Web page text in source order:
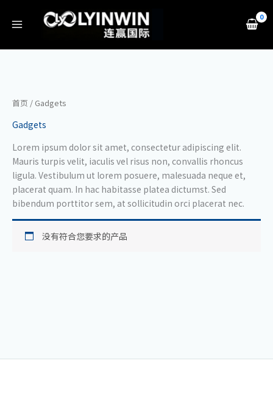
容
首页 / Gadgets
Gadgets
Lorem ipsum dolor sit amet, consectetur adipiscing elit.
Mauris turpis velit, iaculis vel risus non, convallis rhoncus
ligula. Vestibulum ut lorem posuere, malesuada neque et,
placerat quam. In hac habitasse platea dictumst. Sed
bibendum porttitor sem, at sollicitudin orci placerat nec.
没有符合您要求的产品